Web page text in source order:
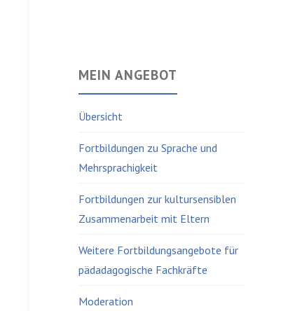
MEIN ANGEBOT
Übersicht
Fortbildungen zu Sprache und
Mehrsprachigkeit
Fortbildungen zur kultursensiblen
Zusammenarbeit mit Eltern
Weitere Fortbildungsangebote für
pädadagogische Fachkräfte
Moderation